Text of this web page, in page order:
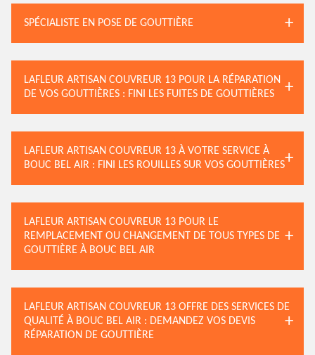
SPÉCIALISTE EN POSE DE GOUTTIÈRE
LAFLEUR ARTISAN COUVREUR 13 POUR LA RÉPARATION
DE VOS GOUTTIÈRES : FINI LES FUITES DE GOUTTIÈRES
LAFLEUR ARTISAN COUVREUR 13 À VOTRE SERVICE À
BOUC BEL AIR : FINI LES ROUILLES SUR VOS GOUTTIÈRES
LAFLEUR ARTISAN COUVREUR 13 POUR LE
REMPLACEMENT OU CHANGEMENT DE TOUS TYPES DE
GOUTTIÈRE À BOUC BEL AIR
LAFLEUR ARTISAN COUVREUR 13 OFFRE DES SERVICES DE
QUALITÉ À BOUC BEL AIR : DEMANDEZ VOS DEVIS
RÉPARATION DE GOUTTIÈRE